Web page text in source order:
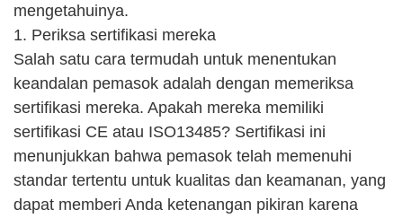
mengetahuinya.
1. Periksa sertifikasi mereka
Salah satu cara termudah untuk menentukan
keandalan pemasok adalah dengan memeriksa
sertifikasi mereka. Apakah mereka memiliki
sertifikasi CE atau ISO13485? Sertifikasi ini
menunjukkan bahwa pemasok telah memenuhi
standar tertentu untuk kualitas dan keamanan, yang
dapat memberi Anda ketenangan pikiran karena